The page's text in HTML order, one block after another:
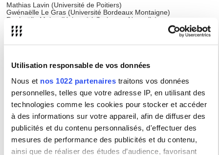
Utilisation responsable de vos données
Nous et nos 1022 partenaires traitons vos données
personnelles, telles que votre adresse IP, en utilisant des
technologies comme les cookies pour stocker et accéder
à des informations sur votre appareil, afin de diffuser des
publicités et du contenu personnalisés, d'effectuer des
mesures de performance des publicités et du contenu,
ainsi que de réaliser des études d’audience, favorisant
Mathias Lavin (Université de Poitiers)
Gwénaëlle Le Gras (Université Bordeaux Montaigne)
Raphaëlle Moine (Université Sorbonne Nouvelle)
Jacqueline Nacache (Université Paris-Cité)
Thomas Pillard (Université Sorbonne Nouvelle
Type : Colloque / Journée d'étude
Contact : colloque.acteur.anomalie@gmail.com
Lieu(x) :
Maison de la recherche, 4 rue des Irlandais
75005 Paris (salle Athéna)
Le colloque se tiendra en présentiel, mais il y